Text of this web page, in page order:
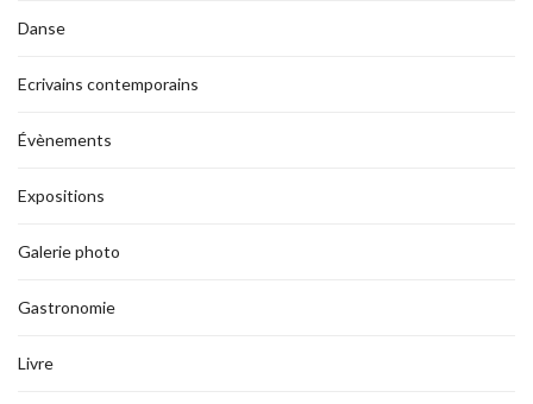
Danse
Ecrivains contemporains
Évènements
Expositions
Galerie photo
Gastronomie
Livre